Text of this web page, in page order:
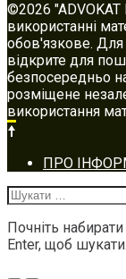
©2026 "ADVOKAT
використанні
обов'язкове. Для
відкрите для
безпосередньо
розміщене
використання
Footer
navigation
ПРО
Шукати:
Почніть
Enter, щоб